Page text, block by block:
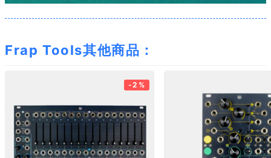
Frap Tools其他商品：
-2%